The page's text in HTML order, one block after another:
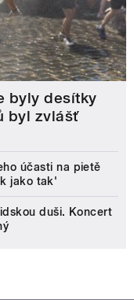
byly desítky
byl zvlášť
účasti na pietě
jako tak'
duši. Koncert